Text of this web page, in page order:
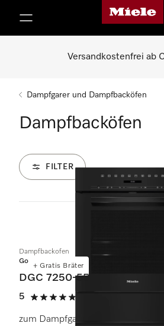
Miele-Homepage
Versandkostenfrei ab
Dampfgarer und Dampfbacköfen
Dampfbacköfen
FILTER
+ Gratis Bräter
Dampfbackofen
Gold
DGC 7250-55
5
5 von 5 Sternen
zum Dampfgaren, Backen und